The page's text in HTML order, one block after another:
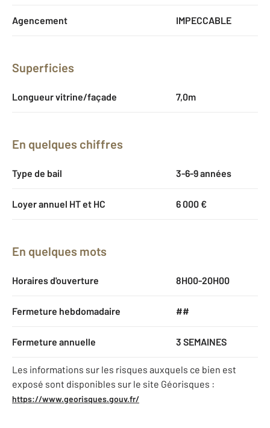
Agencement IMPECCABLE
Superficies
Longueur vitrine/façade 7,0m
En quelques chiffres
Type de bail 3-6-9 années
Loyer annuel HT et HC 6 000 €
En quelques mots
Horaires d'ouverture 8H00-20H00
Fermeture hebdomadaire ##
Fermeture annuelle 3 SEMAINES
Les informations sur les risques auxquels ce bien est
exposé sont disponibles sur le site Géorisques :
https://www.georisques.gouv.fr/